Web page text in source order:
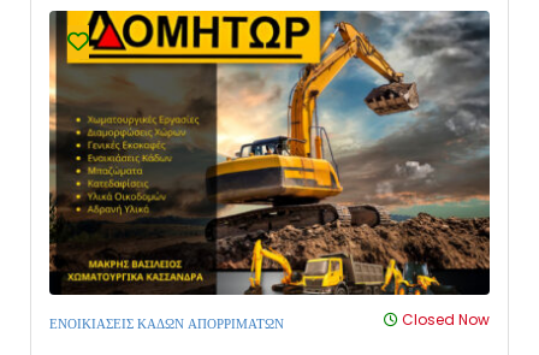
ΕΝΟΙΚΙΑΣΕΙΣ ΚΑΔΩΝ ΑΠΟΡΡΙΜΑΤΩΝ Closed Now